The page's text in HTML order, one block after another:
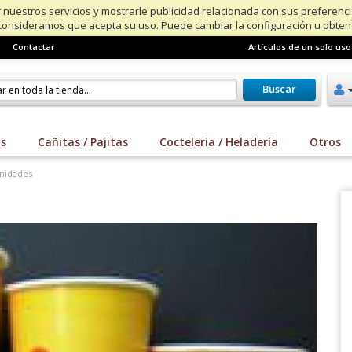
servicios y mostrarle publicidad relacionada con sus
que acepta su uso. Puede cambiar la configuración u
Contactar Artículos de un solo
Buscar
Cañitas / Pajitas Cocteleria / Heladería Otros